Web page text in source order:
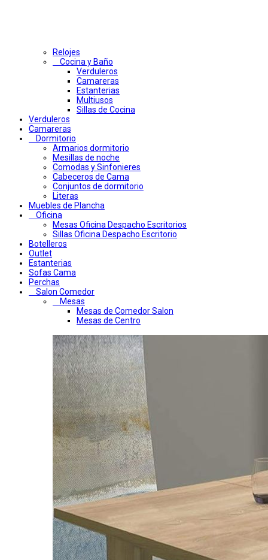
Relojes
Cocina y Baño
Verduleros
Camareras
Estanterias
Multiusos
Sillas de Cocina
Verduleros
Camareras
Dormitorio
Armarios dormitorio
Mesillas de noche
Comodas y Sinfonieres
Cabeceros de Cama
Conjuntos de dormitorio
Literas
Muebles de Plancha
Oficina
Mesas Oficina Despacho Escritorios
Sillas Oficina Despacho Escritorio
Botelleros
Outlet
Estanterias
Sofas Cama
Perchas
Salon Comedor
Mesas
Mesas de Comedor Salon
Mesas de Centro